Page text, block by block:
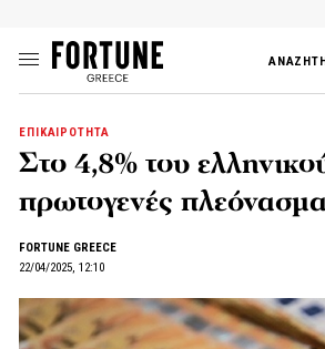
ΕΠΙΚΑΙΡΟΤΗΤΑ
Στο 4,8% του
πρωτογενές
FORTUNE GREECE
22/04/2025, 12:10